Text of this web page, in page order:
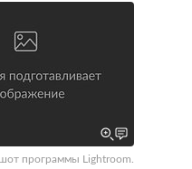
программы Lightroom.